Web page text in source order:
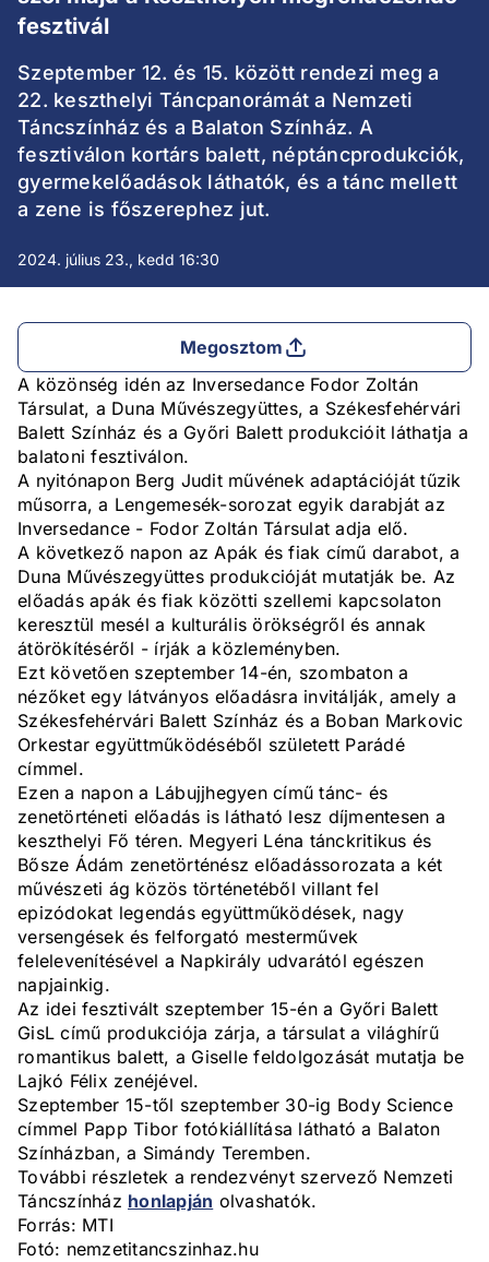
fesztivál
Szeptember 12. és 15. között rendezi meg a
22. keszthelyi Táncpanorámát a Nemzeti
Táncszínház és a Balaton Színház. A
fesztiválon kortárs balett, néptáncprodukciók,
gyermekelőadások láthatók, és a tánc mellett
a zene is főszerephez jut.
2024. július 23., kedd 16:30
Megosztom
A közönség idén az Inversedance Fodor Zoltán
Társulat, a Duna Művészegyüttes, a Székesfehérvári
Balett Színház és a Győri Balett produkcióit láthatja a
balatoni fesztiválon.
A nyitónapon Berg Judit művének adaptációját tűzik
műsorra, a Lengemesék-sorozat egyik darabját az
Inversedance - Fodor Zoltán Társulat adja elő.
A következő napon az Apák és fiak című darabot, a
Duna Művészegyüttes produkcióját mutatják be. Az
előadás apák és fiak közötti szellemi kapcsolaton
keresztül mesél a kulturális örökségről és annak
átörökítéséről - írják a közleményben.
Ezt követően szeptember 14-én, szombaton a
nézőket egy látványos előadásra invitálják, amely a
Székesfehérvári Balett Színház és a Boban Markovic
Orkestar együttműködéséből született Parádé
címmel.
Ezen a napon a Lábujjhegyen című tánc- és
zenetörténeti előadás is látható lesz díjmentesen a
keszthelyi Fő téren. Megyeri Léna tánckritikus és
Bősze Ádám zenetörténész előadássorozata a két
művészeti ág közös történetéből villant fel
epizódokat legendás együttműködések, nagy
versengések és felforgató mesterművek
felelevenítésével a Napkirály udvarától egészen
napjainkig.
Az idei fesztivált szeptember 15-én a Győri Balett
GisL című produkciója zárja, a társulat a világhírű
romantikus balett, a Giselle feldolgozását mutatja be
Lajkó Félix zenéjével.
Szeptember 15-től szeptember 30-ig Body Science
címmel Papp Tibor fotókiállítása látható a Balaton
Színházban, a Simándy Teremben.
További részletek a rendezvényt szervező Nemzeti
Táncszínház honlapján olvashatók.
Forrás: MTI
Fotó: nemzetitancszinhaz.hu